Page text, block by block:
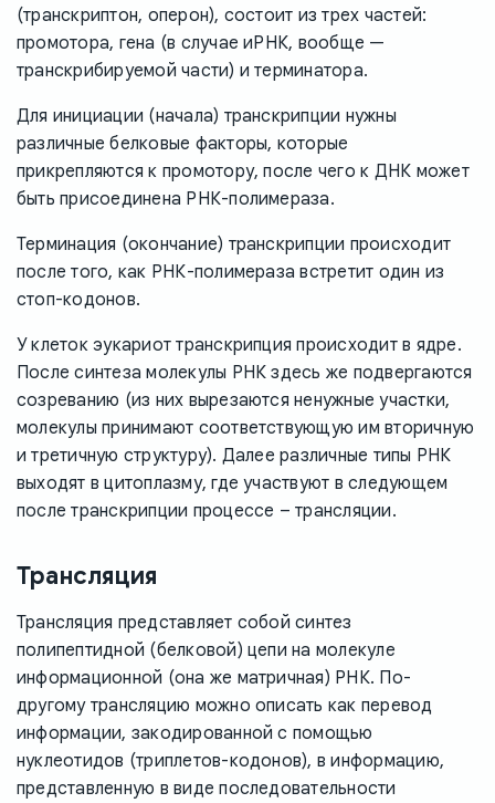
(транскриптон, оперон), состоит из трех частей:
промотора, гена (в случае иРНК, вообще —
транскрибируемой части) и терминатора.
Для инициации (начала) транскрипции нужны
различные белковые факторы, которые
прикрепляются к промотору, после чего к ДНК может
быть присоединена РНК-полимераза.
Терминация (окончание) транскрипции происходит
после того, как РНК-полимераза встретит один из
стоп-кодонов.
У клеток эукариот транскрипция происходит в ядре.
После синтеза молекулы РНК здесь же подвергаются
созреванию (из них вырезаются ненужные участки,
молекулы принимают соответствующую им вторичную
и третичную структуру). Далее различные типы РНК
выходят в цитоплазму, где участвуют в следующем
после транскрипции процессе – трансляции.
Трансляция
Трансляция представляет собой синтез
полипептидной (белковой) цепи на молекуле
информационной (она же матричная) РНК. По-
другому трансляцию можно описать как перевод
информации, закодированной с помощью
нуклеотидов (триплетов-кодонов), в информацию,
представленную в виде последовательности